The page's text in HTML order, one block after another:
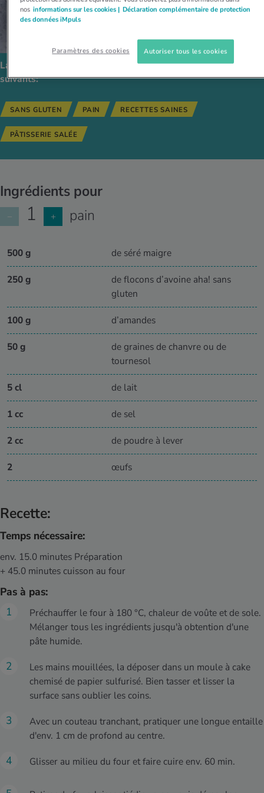
La recette est compatible avec les régimes alimentaires
suivants:
SANS GLUTEN PAIN RECETTES SAINES
PÂTISSERIE SALÉE
Ingrédients pour
− 1 + pain
500 g de séré maigre
250 g
de flocons d’avoine aha! sans
gluten
100 g d’amandes
50 g
de graines de chanvre ou de
tournesol
5 cl de lait
1 cc de sel
2 cc de poudre à lever
2 œufs
Recette:
Temps nécessaire:
env. 15.0 minutes Préparation
+ 45.0 minutes cuisson au four
Pas à pas:
Préchauffer le four à 180 °C, chaleur de voûte et de sole.
Mélanger tous les ingrédients jusqu'à obtention d'une
pâte humide.
Les mains mouillées, la déposer dans un moule à cake
chemisé de papier sulfurisé. Bien tasser et lisser la
surface sans oublier les coins.
Avec un couteau tranchant, pratiquer une longue entaille
d'env. 1 cm de profond au centre.
Glisser au milieu du four et faire cuire env. 60 min.
nos informations sur les cookies | Déclaration complémentaire de protection
des données iMpuls
Paramètres des cookies Autoriser tous les cookies